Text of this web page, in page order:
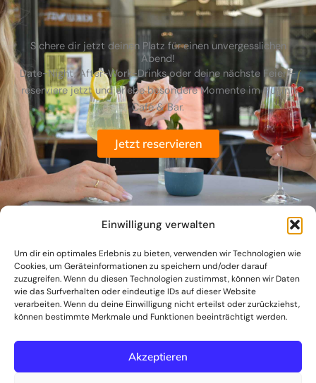
Einwilligung verwalten
Um dir ein optimales Erlebnis zu bieten, verwenden wir Technologien wie
Cookies, um Geräteinformationen zu speichern und/oder darauf
zuzugreifen. Wenn du diesen Technologien zustimmst, können wir Daten
wie das Surfverhalten oder eindeutige IDs auf dieser Website
verarbeiten. Wenn du deine Einwilligung nicht erteilst oder zurückziehst,
können bestimmte Merkmale und Funktionen beeinträchtigt werden.
Akzeptieren
Sichere dir jetzt deinen Platz für einen unvergesslichen
Abend!
Date-Night, After-Work-Drinks oder deine nächste Feier –
reserviere jetzt und erlebe besondere Momente im Huginn
Café & Bar.
Jetzt reservieren
I